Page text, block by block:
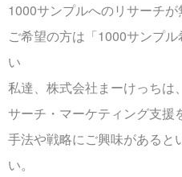
1000サンプルへのリサーチが
ご希望の方は「1000サンプ
い
私達、株式会社まーけっちは
サーチ・マーケティング支援
手法や戦略にご興味があると
い。